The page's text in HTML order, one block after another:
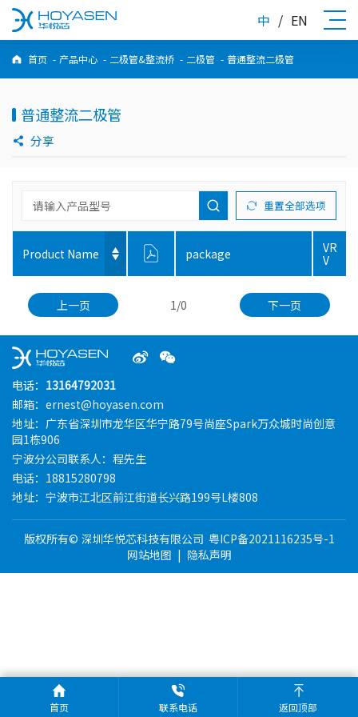
中 / EN
首页 - 产品中心 - 二极管&整流桥 - 二极管 - 普通整流二极管
普通整流二极管
分享
重置全部选项
Product Name package
VR
V
上一页 1/0 下一页
电话： 13164792031
邮箱：ernest@hoyasen.com
地址：广东省深圳市龙华区华宁路79号尚座Spark万众城时尚创意
园1栋906
宁波分公司联系人：程先生
电话：18815280798
地址：宁波市江北区前江街道长兴路199号L楼808
版权所有© 深圳华悦芯科技有限公司 粤ICP备2021116235号-1
网站地图 | 隐私声明
首页 联系电话 返回顶部